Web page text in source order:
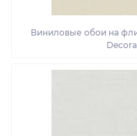
Виниловые обои на